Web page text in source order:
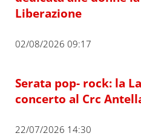
Liberazione
02/08/2026 09:17
Serata pop- rock: la
concerto al Crc
22/07/2026 14:30